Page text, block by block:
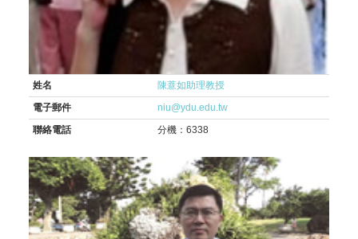
姓名
陳薏如助理教授
電子郵件
niu@ydu.edu.tw
聯絡電話
分機：6338